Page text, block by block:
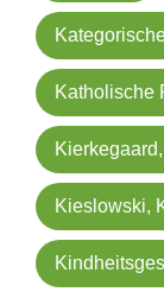
Katholische
Kieslowski,